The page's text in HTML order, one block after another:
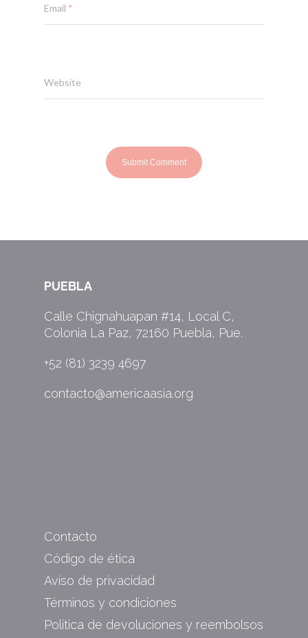
Email *
Website
PUEBLA
Calle Chignahuapan #14, Local C,
Colonia La Paz, 72160 Puebla, Pue.
+52 (81) 3239 4697
contacto@americaasia.org
Contacto
Código de ética
Aviso de privacidad
Términos y condiciones
Política de devoluciones y reembolsos